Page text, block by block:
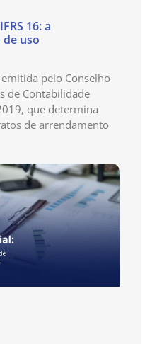
16: a
uso
pelo Conselho
de Contabilidade
que determina
de arrendamento